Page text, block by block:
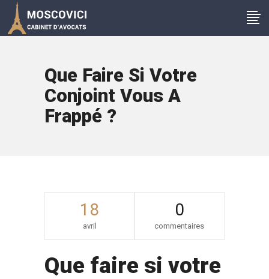
Que Faire Si Votre
Conjoint Vous A
Frappé ?
18
avril
0
commentaires
Que faire si votre